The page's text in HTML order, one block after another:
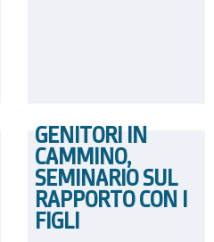
GENITORI IN
CAMMINO,
SEMINARIO SUL
RAPPORTO CON I
FIGLI